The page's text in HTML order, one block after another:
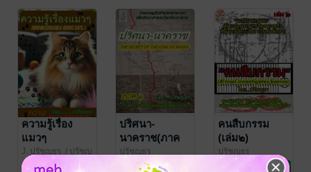
ความรู้เรื่อง
แมวๆ
(Knowledgeable
about cats.)
J. ปรัชญธร. / ปรัชญ
ธร
สัตว์เลี้ยง
ปริศนา-
นาคราช(ภาค
ปริศนาแดน
เชื่อมบาดาล)
ปรัชญธร
นิยายผจญภัย/บู๊แอก
คนสืบกรรม
(เล่ม๒)
ปรัชญธร
นิยายลึกลับ/เขย่า